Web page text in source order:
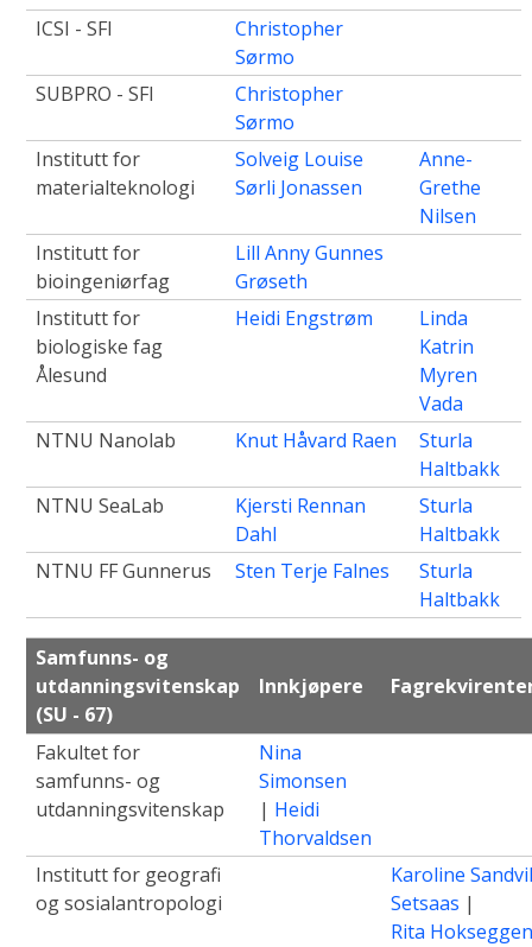
ICSI - SFI
Christopher
Sørmo
SUBPRO - SFI
Christopher
Sørmo
Institutt for
materialteknologi
Solveig Louise
Sørli Jonassen
Anne-
Grethe
Nilsen
Institutt for
bioingeniørfag
Lill Anny Gunnes
Grøseth
Institutt for
biologiske fag
Ålesund
Heidi Engstrøm
Linda
Katrin
Myren
Vada
NTNU Nanolab
Knut Håvard Raen
Sturla
Haltbakk
NTNU SeaLab
Kjersti Rennan
Dahl
Sturla
Haltbakk
NTNU FF Gunnerus
Sten Terje Falnes
Sturla
Haltbakk
Samfunns- og
utdanningsvitenskap
(SU - 67)
Innkjøpere
Fakultet for
samfunns- og
utdanningsvitenskap
Nina
Simonsen
| Heidi
Thorvaldsen
Institutt for geografi
og sosialantropologi
Karoline
Setsaas |
Rita Hokseggen